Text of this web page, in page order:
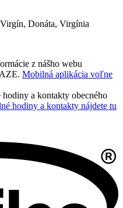
Donáta, Virgínia
z nášho webu
Mobilná aplikácia voľne
hodiny a kontakty obecného
hodiny a kontakty nájdete tu